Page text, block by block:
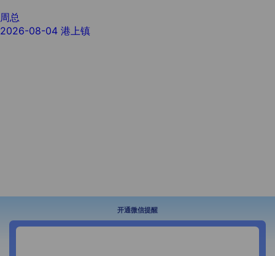
周总
2026-08-04 港上镇
开通微信提醒